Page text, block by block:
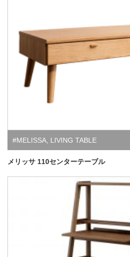
#MELISSA LIVING TABLE
メリッサ 110センターテーブル